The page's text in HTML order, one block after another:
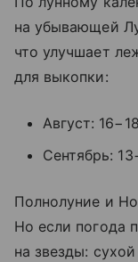
на убывающей
что улучшает
для выкопки:
Август:
Сентябрь:
Полнолуние и
Но если погода
на звезды: